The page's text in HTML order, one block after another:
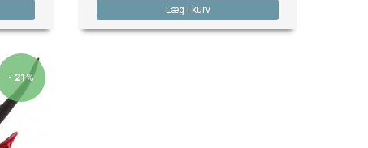
Læg i kurv
- 21%